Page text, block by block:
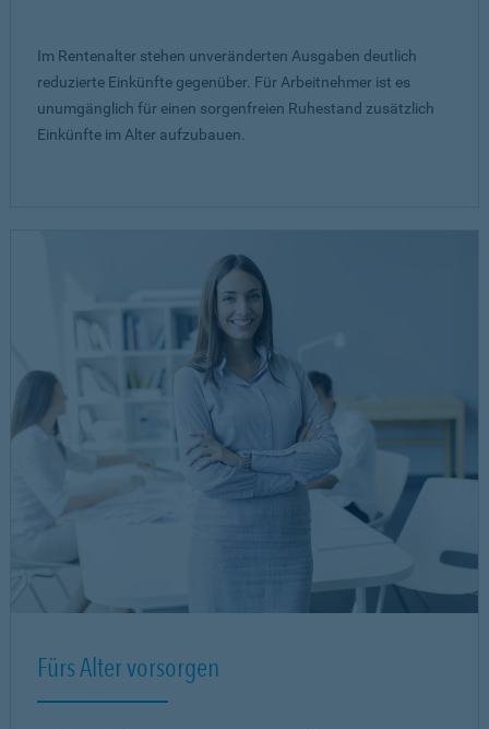
Im Rentenalter stehen unveränderten Ausgaben deutlich
reduzierte Einkünfte gegenüber. Für Arbeitnehmer ist es
unumgänglich für einen sorgenfreien Ruhestand zusätzlich
Einkünfte im Alter aufzubauen.
Fürs Alter vorsorgen